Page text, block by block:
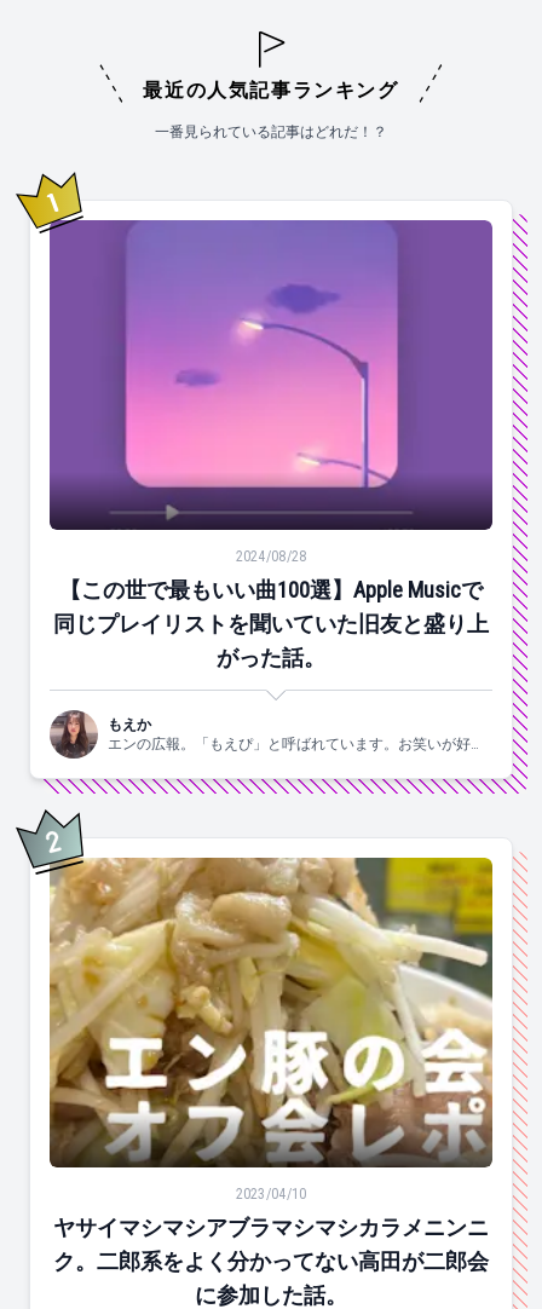
最近の人気記事ランキング
一番見られている記事はどれだ！？
1位
【この世で最もいい曲100選】Apple Musicで同じプレ
2024/08/28
【この世で最もいい曲100選】Apple Musicで
同じプレイリストを聞いていた旧友と盛り上
がった話。
もえか
エンの広報。「もえぴ」と呼ばれています。お笑いが好
2位
ヤサイマシマシアブラマシマシカラメニンニク。二郎
2023/04/10
ヤサイマシマシアブラマシマシカラメニンニ
ク。二郎系をよく分かってない高田が二郎会
に参加した話。